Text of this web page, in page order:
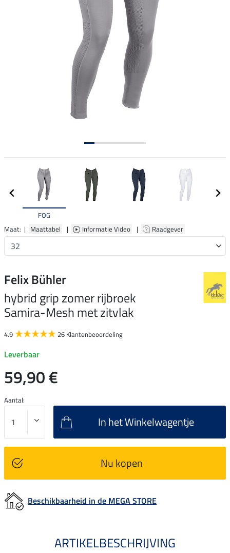
FOG
Maat: | Maattabel | Informatie Video | Raadgever
Felix Bühler
hybrid grip zomer rijbroek
Samira-Mesh met zitvlak
4.9 26 Klantenbeoordeling
Leverbaar
59,90 €
Aantal:
In het Winkelwagentje
Nu kopen
Beschikbaarheid in de MEGA STORE
ARTIKELBESCHRIJVING